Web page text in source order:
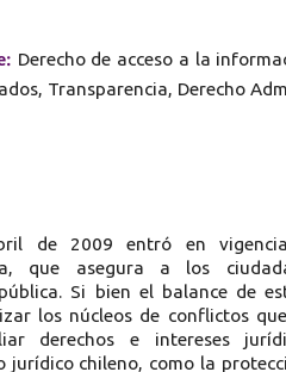
Derecho de acceso a la
Transparencia, Derecho
de 2009 entró en
que asegura a los
Si bien el balance de
los núcleos de conflictos
derechos e intereses
jurídico chileno, como la